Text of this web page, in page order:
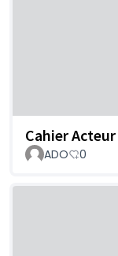
Cahier
ADO 0